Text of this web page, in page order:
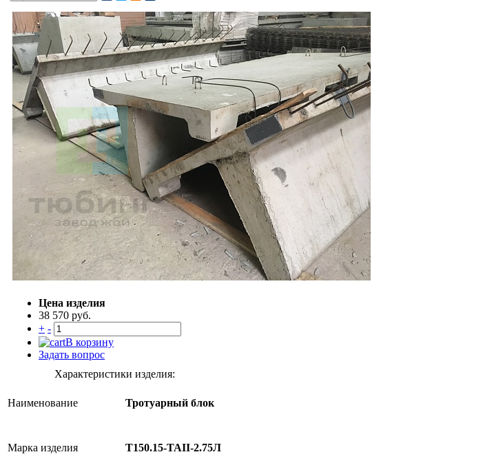
Цена изделия
38 570 руб.
+ -
В корзину
Задать вопрос
Характеристики изделия:
Наименование Тротуарный блок
Марка изделия Т150.15-TAII-2.75Л